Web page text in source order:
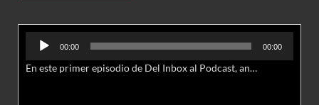
Reproductor
audio
00:00 00:00
En este primer episodio de Del Inbox al Podcast, analizamos junto al abogado Jonathan Brown las nuevas conductas delictivas cibernéticas y la necesidad de hacer modificaciones al Código Penal.